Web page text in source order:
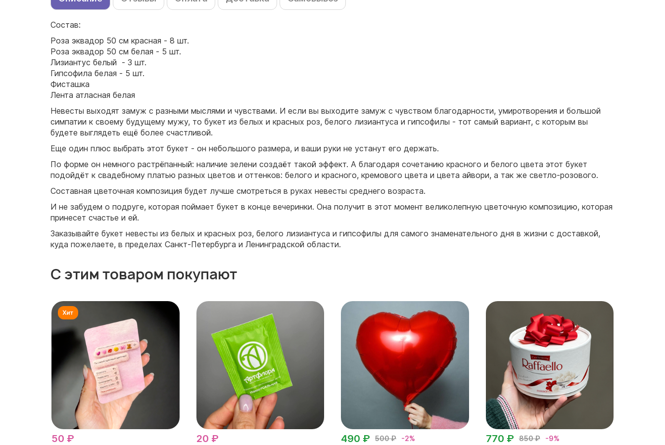
Состав:
Роза эквадор 50 см красная - 8 шт.
Роза эквадор 50 см белая - 5 шт.
Лизиантус белый - 3 шт.
Гипсофила белая - 5 шт.
Фисташка
Лента атласная белая
Невесты выходят замуж с разными мыслями и чувствами. И если вы выходите замуж с чувством благодарности, умиротворения и большой
симпатии к своему будущему мужу, то букет из белых и красных роз, белого лизиантуса и гипсофилы - тот самый вариант, с которым вы
будете выглядеть ещё более счастливой.
Еще один плюс выбрать этот букет - он небольшого размера, и ваши руки не устанут его держать.
По форме он немного растрёпанный: наличие зелени создаёт такой эффект. А благодаря сочетанию красного и белого цвета этот букет
подойдёт к свадебному платью разных цветов и оттенков: белого и красного, кремового цвета и цвета айвори, а так же светло-розового.
Составная цветочная композиция будет лучше смотреться в руках невесты среднего возраста.
И не забудем о подруге, которая поймает букет в конце вечеринки. Она получит в этот момент великолепную цветочную композицию, которая
принесет счастье и ей.
Заказывайте букет невесты из белых и красных роз, белого лизиантуса и гипсофилы для самого знаменательного дня в жизни с доставкой,
куда пожелаете, в пределах Санкт-Петербурга и Ленинградской области.
С этим товаром покупают
50 ₽ 20 ₽ 500 ₽ -2%
490 ₽ 850 ₽ -9%
770 ₽